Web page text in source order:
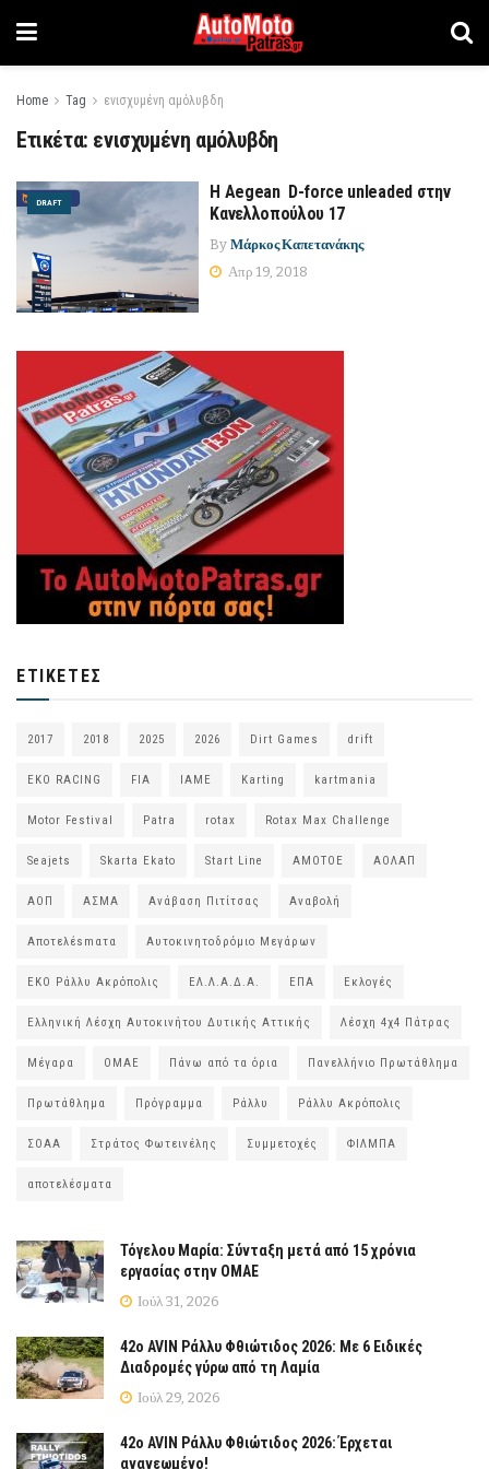
Home Tag ενισχυμένη αμόλυβδη
Ετικέτα: ενισχυμένη αμόλυβδη
DRAFT
Η Aegean D-force unleaded στην
Κανελλοπούλου 17
By Μάρκος Καπετανάκης
Απρ 19, 2018
ΕΤΙΚΈΤΕΣ
2017 2018 2025 2026 Dirt Games drift
EKO RACING FIA IAME Karting kartmania
Motor Festival Patra rotax Rotax Max Challenge
Seajets Skarta Ekato Start Line ΑΜΟΤΟΕ ΑΟΛΑΠ
ΑΟΠ ΑΣΜΑ Ανάβαση Πιτίτσας Αναβολή
Αποτελέsmατα Αυτοκινητοδρόμιο Μεγάρων
ΕΚΟ Ράλλυ Ακρόπολις ΕΛ.Λ.Α.Δ.Α. ΕΠΑ Εκλογές
Ελληνική Λέσχη Αυτοκινήτου Δυτικής Αττικής Λέσχη 4χ4 Πάτρας
Μέγαρα ΟΜΑΕ Πάνω από τα όρια Πανελλήνιο Πρωτάθλημα
Πρωτάθλημα Πρόγραμμα Ράλλυ Ράλλυ Ακρόπολις
ΣΟΑΑ Στράτος Φωτεινέλης Συμμετοχές ΦΙΛΜΠΑ
αποτελέσματα
Τόγελου Μαρία: Σύνταξη μετά από 15 χρόνια
εργασίας στην ΟΜΑΕ
Ιούλ 31, 2026
42ο AVIN Ράλλυ Φθιώτιδος 2026: Με 6 Ειδικές
Διαδρομές γύρω από τη Λαμία
Ιούλ 29, 2026
42ο AVIN Ράλλυ Φθιώτιδος 2026: Έρχεται
ανανεωμένο!